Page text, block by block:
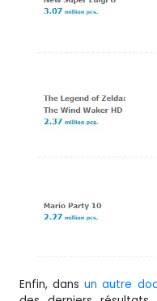
Enfin, dansun autre